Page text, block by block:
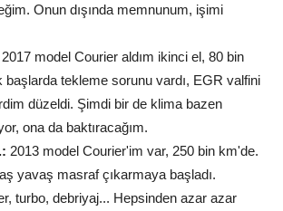
Onun dışında memnunum, işimi
2017 model Courier aldım ikinci el, 80 bin
başlarda tekleme sorunu vardı, EGR valfini
düzeldi. Şimdi bir de klima bazen
ona da baktıracağım.
2013 model Courier'im var, 250 bin km'de.
yavaş masraf çıkarmaya başladı.
turbo, debriyaj... Hepsinden azar azar